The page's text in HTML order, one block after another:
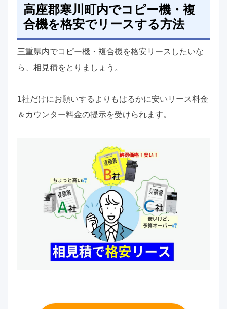
高座郡寒川町内でコピー機・複
合機を格安でリースする方法
三重県内でコピー機・複合機を格安リースしたいな
ら、相見積をとりましょう。
1社だけにお願いするよりもはるかに安いリース料金
＆カウンター料金の提示を受けられます。